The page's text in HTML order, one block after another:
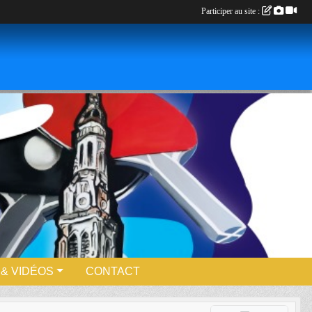
VIDÉOS CONTACT
Participer au site :